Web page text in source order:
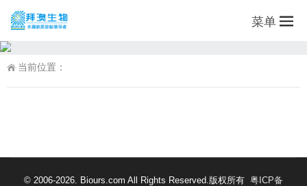
菜单
当前位置：
© 2006-2026. Biours.com All Rights Reserved.版权所有 粤ICP备